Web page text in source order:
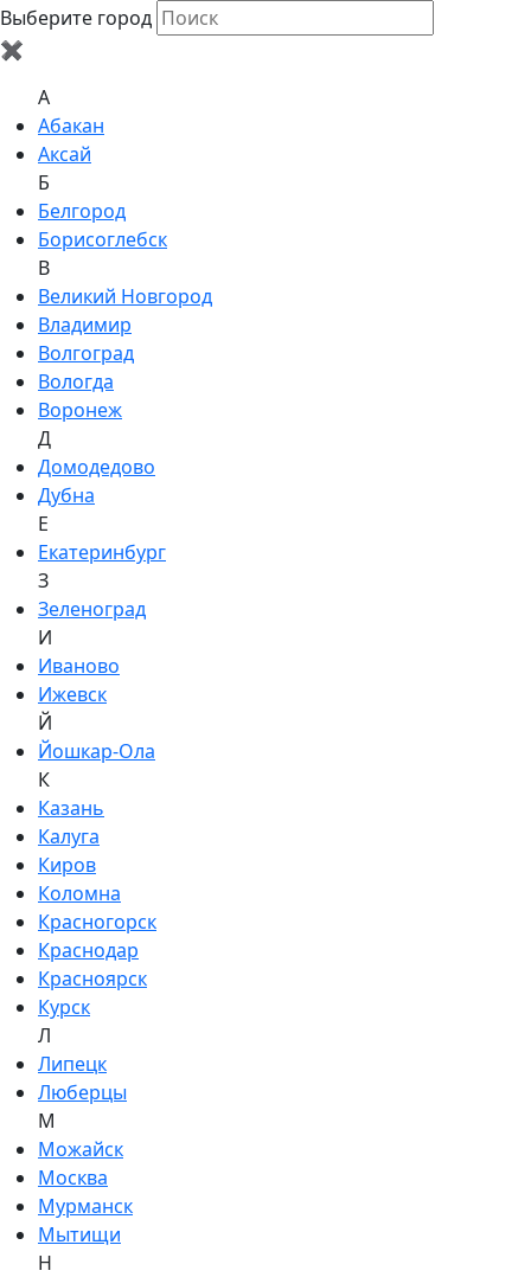
Выберите город
✖
A
Абакан
Аксай
Б
Белгород
Борисоглебск
В
Великий Новгород
Владимир
Волгоград
Вологда
Воронеж
Д
Домодедово
Дубна
Е
Екатеринбург
З
Зеленоград
И
Иваново
Ижевск
Й
Йошкар-Ола
К
Казань
Калуга
Киров
Коломна
Красногорск
Краснодар
Красноярск
Курск
Л
Липецк
Люберцы
М
Можайск
Москва
Мурманск
Мытищи
Н